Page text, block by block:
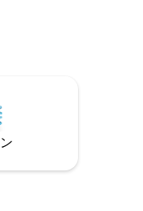
パートメン
トメント
気自動車充